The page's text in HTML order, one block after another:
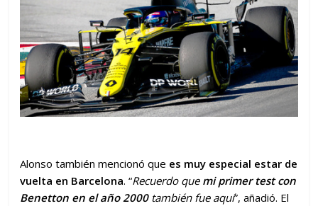
Alonso también mencionó que es muy especial estar de
vuelta en Barcelona. “Recuerdo que mi primer test con
Benetton en el año 2000también fue aquí”, añadió. El